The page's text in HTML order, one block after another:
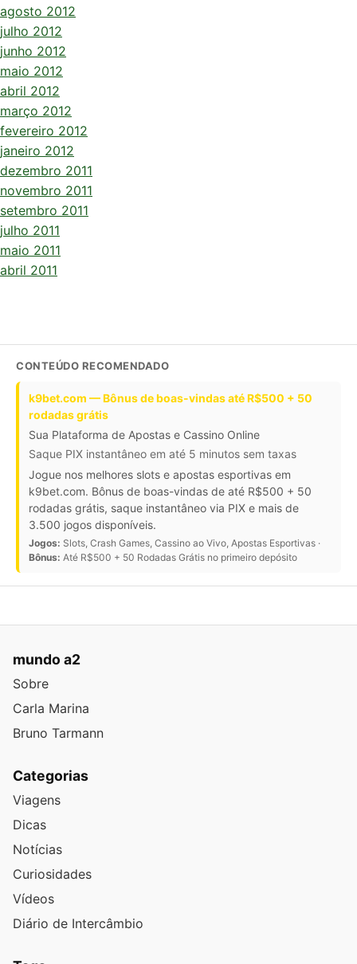
agosto 2012
julho 2012
junho 2012
maio 2012
abril 2012
março 2012
fevereiro 2012
janeiro 2012
dezembro 2011
novembro 2011
setembro 2011
julho 2011
maio 2011
abril 2011
CONTEÚDO RECOMENDADO
k9bet.com — Bônus de boas-vindas até R$500 + 50
rodadas grátis
Sua Plataforma de Apostas e Cassino Online
Saque PIX instantâneo em até 5 minutos sem taxas
Jogue nos melhores slots e apostas esportivas em
k9bet.com. Bônus de boas-vindas de até R$500 + 50
rodadas grátis, saque instantâneo via PIX e mais de
3.500 jogos disponíveis.
Jogos: Slots, Crash Games, Cassino ao Vivo, Apostas Esportivas ·
Bônus: Até R$500 + 50 Rodadas Grátis no primeiro depósito
mundo a2
Sobre
Carla Marina
Bruno Tarmann
Categorias
Viagens
Dicas
Notícias
Curiosidades
Vídeos
Diário de Intercâmbio